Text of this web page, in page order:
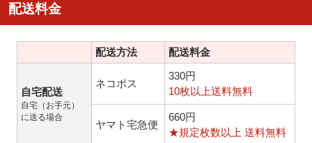
配送料金
配送方法 配送料金
自宅配送
自宅（お手元）
に送る場合
ネコポス
330円
10枚以上送料無料
ヤマト宅急便
660円
★規定枚数以上 送料無料